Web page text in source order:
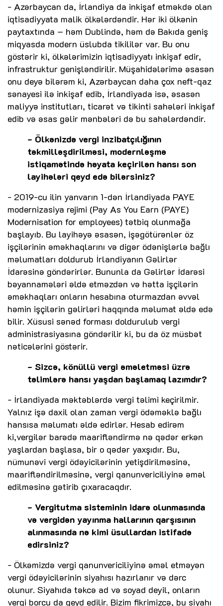
- Azərbaycan da, İrlandiya da inkişaf etməkdə olan
iqtisadiyyata malik ölkələrdəndir. Hər iki ölkənin
paytaxtında – həm Dublində, həm də Bakıda geniş
miqyasda modern üslubda tikililər var. Bu onu
göstərir ki, ölkələrimizin iqtisadiyyatı inkişaf edir,
infrastruktur genişləndirilir. Müşahidələrimə əsasən
onu deyə bilərəm ki, Azərbaycan daha çox neft-qaz
sənayesi ilə inkişaf edib, İrlandiyada isə, əsasən
maliyyə institutları, ticarət və tikinti sahələri inkişaf
edib və əsas gəlir mənbələri də bu sahələrdəndir.
- Ölkənizdə vergi inzibatçılığının
təkmilləşdirilməsi, modernləşmə
istiqamətində həyata keçirilən hansı son
layihələri qeyd edə bilərsiniz?
- 2019-cu ilin yanvarın 1-dən İrlandiyada PAYE
modernizasiya rejimi (Pay As You Earn (PAYE)
Modernisation for employees) tətbiq olunmağa
başlayıb. Bu layihəyə əsasən, işəgötürənlər öz
işçilərinin əməkhaqlarını və digər ödənişlərlə bağlı
məlumatları doldurub İrlandiyanın Gəlirlər
İdarəsinə göndərirlər. Bununla da Gəlirlər İdarəsi
bəyannamələri əldə etməzdən və hətta işçilərin
əməkhaqları onların hesabına oturmazdan əvvəl
həmin işçilərin gəlirləri haqqında məlumat əldə edə
bilir. Xüsusi sənəd forması doldurulub vergi
administrasiyasına göndərilir ki, bu da öz müsbət
nəticələrini göstərir.
- Sizcə, könüllü vergi əməletməsi üzrə
təlimlərə hansı yaşdan başlamaq lazımdır?
- İrlandiyada məktəblərdə vergi təlimi keçirilmir.
Yalnız işə daxil olan zaman vergi ödəməklə bağlı
hansısa məlumatı əldə edirlər. Hesab edirəm
ki,vergilər barədə maarifləndirmə nə qədər erkən
yaşlardan başlasa, bir o qədər yaxşıdır. Bu,
nümunəvi vergi ödəyicilərinin yetişdirilməsinə,
maarifləndirilməsinə, vergi qanunvericiliyinə əməl
edilməsinə gətirib çıxaracaqdır.
- Vergitutma sisteminin idarə olunmasında
və vergidən yayınma hallarının qarşısının
alınmasında nə kimi üsullardan istifadə
edirsiniz?
- Ölkəmizdə vergi qanunvericiliyinə əməl etməyən
vergi ödəyicilərinin siyahısı hazırlanır və dərc
olunur. Siyahıda təkcə ad və soyad deyil, onların
vergi borcu da qeyd edilir. Bizim fikrimizcə, bu siyahı